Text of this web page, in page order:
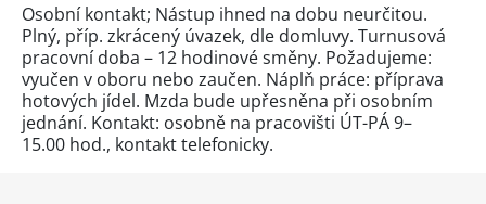
Osobní kontakt; Nástup ihned na dobu neurčitou.
Plný, příp. zkrácený úvazek, dle domluvy. Turnusová
pracovní doba – 12 hodinové směny. Požadujeme:
vyučen v oboru nebo zaučen. Náplň práce: příprava
hotových jídel. Mzda bude upřesněna při osobním
jednání. Kontakt: osobně na pracovišti ÚT-PÁ 9–
15.00 hod., kontakt telefonicky.